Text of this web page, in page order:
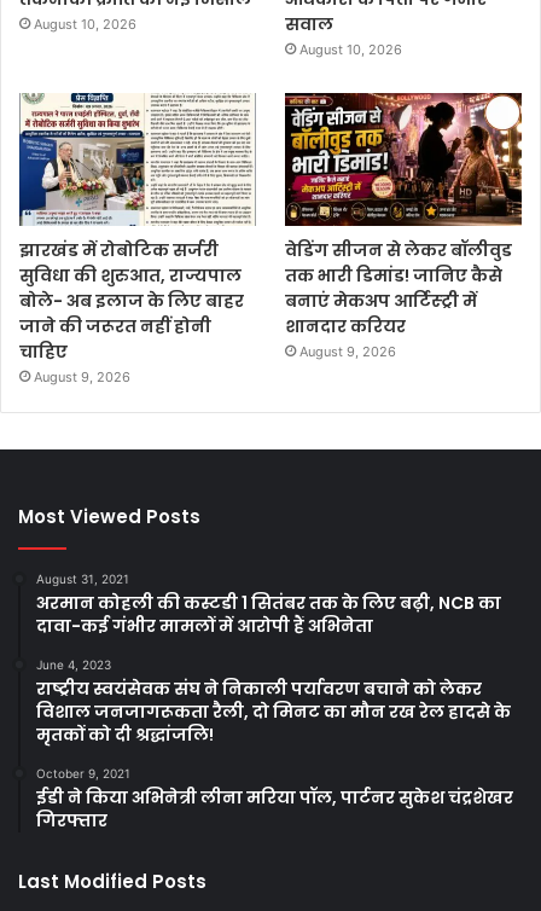
August 10, 2026
सवाल
August 10, 2026
झारखंड में रोबोटिक सर्जरी
सुविधा की शुरुआत, राज्यपाल
बोले- अब इलाज के लिए बाहर
जाने की जरूरत नहीं होनी
चाहिए
August 9, 2026
वेडिंग सीजन से लेकर बॉलीवुड
तक भारी डिमांड! जानिए कैसे
बनाएं मेकअप आर्टिस्ट्री में
शानदार करियर
August 9, 2026
Most Viewed Posts
August 31, 2021
अरमान कोहली की कस्टडी 1 सितंबर तक के लिए बढ़ी, NCB का
दावा-कई गंभीर मामलों में आरोपी हैं अभिनेता
June 4, 2023
राष्ट्रीय स्वयंसेवक संघ ने निकाली पर्यावरण बचाने को लेकर
विशाल जनजागरूकता रैली, दो मिनट का मौन रख रेल हादसे के
मृतकों को दी श्रद्धांजलि!
October 9, 2021
ईडी ने किया अभिनेत्री लीना मरिया पॉल, पार्टनर सुकेश चंद्रशेखर
गिरफ्तार
Last Modified Posts